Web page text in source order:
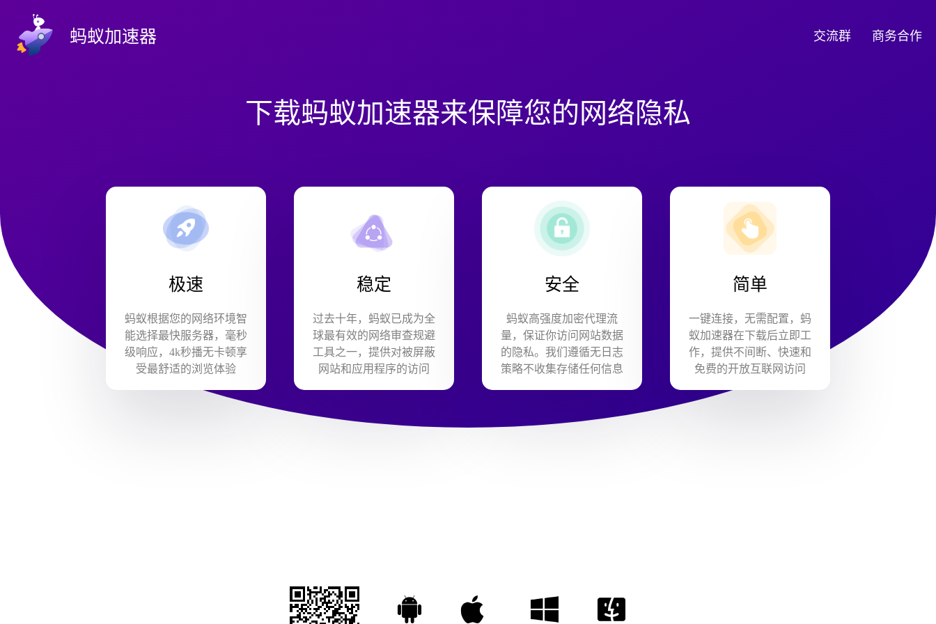
蚂蚁加速器 交流群 商务合作
下载蚂蚁加速器来保障您的网络隐私
极速
蚂蚁根据您的网络环境智
能选择最快服务器，毫秒
级响应，4k秒播无卡顿享
受最舒适的浏览体验
稳定
过去十年，蚂蚁已成为全
球最有效的网络审查规避
工具之一，提供对被屏蔽
网站和应用程序的访问
安全
蚂蚁高强度加密代理流
量，保证你访问网站数据
的隐私。我们遵循无日志
策略不收集存储任何信息
简单
一键连接，无需配置，蚂
蚁加速器在下载后立即工
作，提供不间断、快速和
免费的开放互联网访问